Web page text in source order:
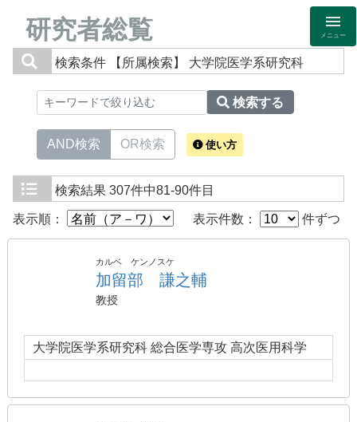
研究者総覧 メニュー
検索条件 【所属検索】 大学院医学系研究科
検索する
AND検索 OR検索 使い方
検索結果 307件中81-90件目
表示順： 表示件数： 件ずつ
カルベ ケンノスケ
加留部 謙之輔
教授
大学院医学系研究科 総合医学専攻 高次医用科学